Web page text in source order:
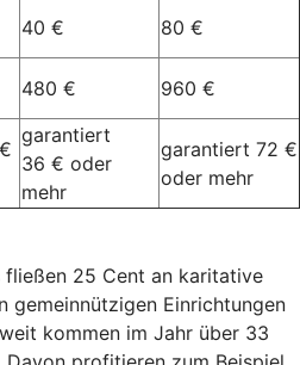
40 €
80 €
480 €
960 €
garantiert
36 € oder
mehr
garantiert 72 €
oder mehr
fließen 25 Cent an karitative
gemeinnützigen Einrichtungen
kommen im Jahr über 33